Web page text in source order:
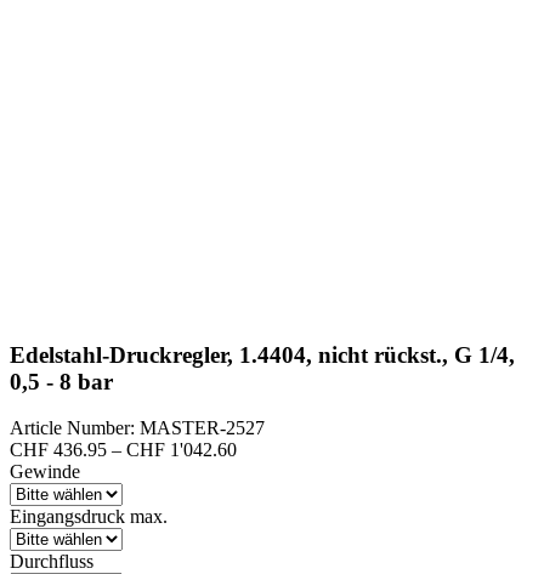
Edelstahl-Druckregler, 1.4404, nicht rückst., G 1/4,
0,5 - 8 bar
Article Number: MASTER-2527
CHF 436.95 – CHF 1'042.60Preisspanne:
Gewinde
Eingangsdruck max.
Durchfluss